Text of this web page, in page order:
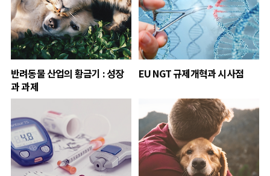
반려동물 산업의 황금기 : 성장
과 과제
EU NGT 규제개혁과 시사점